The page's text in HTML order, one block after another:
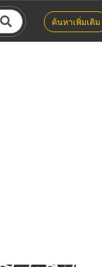
ค้นหาเพิ่มเติม